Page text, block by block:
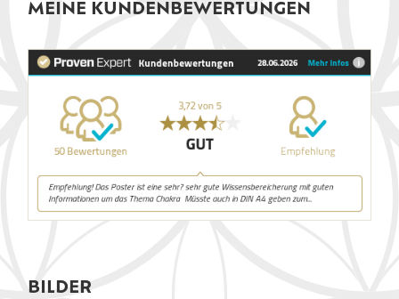
MEINE KUNDENBEWERTUNGEN
BILDER